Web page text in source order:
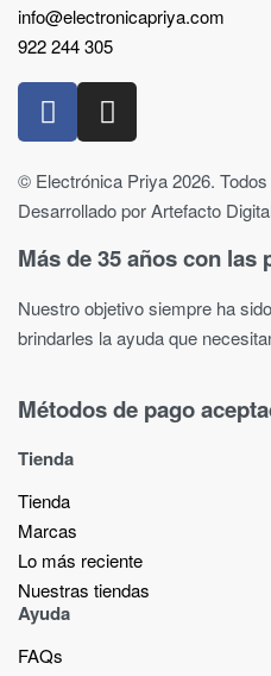
info@electronicapriya.com
922 244 305
© Electrónica Priya 2026.
Desarrollado por Artefacto
Más de 35 años con las
Nuestro objetivo siempre ha
brindarles la ayuda que
Métodos de pago
Tienda
Tienda
Marcas
Lo más reciente​
Nuestras tiendas​
Ayuda
FAQs